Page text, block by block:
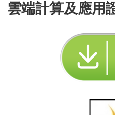
雲端計算及應用